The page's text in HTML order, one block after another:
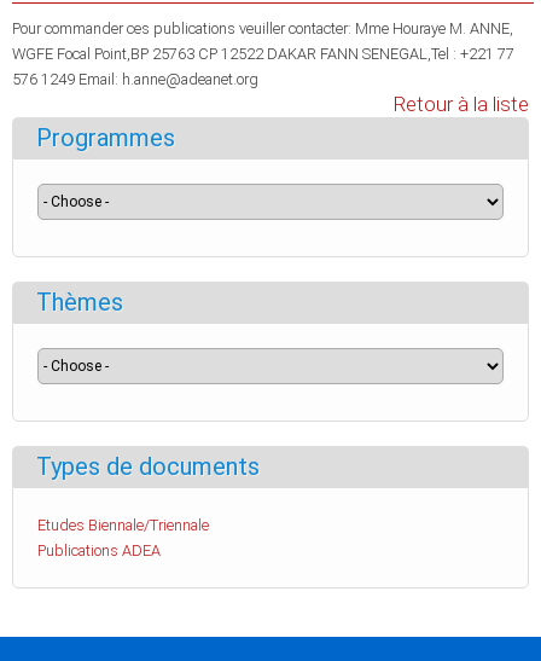
Pour commander ces publications veuiller contacter: Mme Houraye M. ANNE,
WGFE Focal Point,BP 25763 CP 12522 DAKAR FANN SENEGAL,Tel : +221 77
576 1249 Email: h.anne@adeanet.org
Retour à la liste
Programmes
Thèmes
Types de documents
Etudes Biennale/Triennale
Publications ADEA